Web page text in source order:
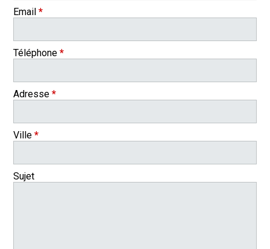
Email *
Téléphone *
Adresse *
Ville *
Sujet